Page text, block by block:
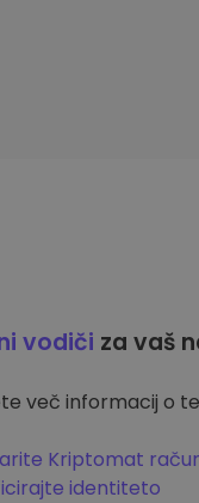
vodiči za vaš
več informacij o
Kriptomat
identiteto